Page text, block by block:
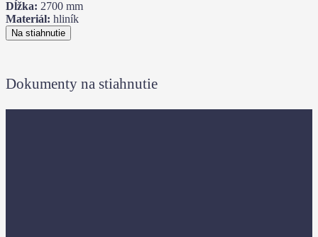
Dĺžka: 2700 mm
Materiál: hliník
Na stiahnutie
Dokumenty na stiahnutie